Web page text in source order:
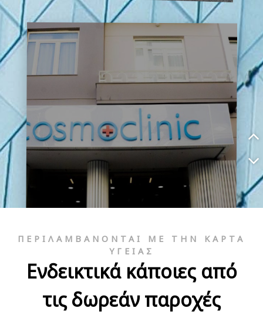
Cosmoclinic
Doctors' Hospital
ΠΕΡΙΛΑΜΒΆΝΟΝΤΑΙ ΜΕ ΤΗΝ ΚΆΡΤΑ
ΥΓΕΊΑΣ
Ενδεικτικά κάποιες από
τις δωρεάν παροχές